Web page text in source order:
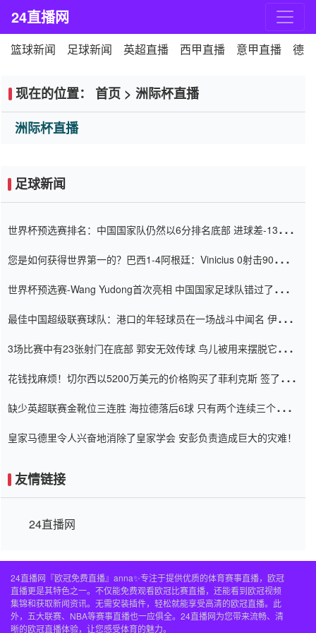
24直播网
篮球新闻 足球新闻 英超直播 西甲直播 意甲直播 德
现在的位置： 首页 > 洲际杯直播
洲际杯直播
足球新闻
世界杯预选赛排名：中国国家队仍然以6分排名底部 进球差-13令人
您是如何获得世界第一的？巴西1-4阿根廷：Vinicius 0射击90分钟
世界杯预选赛-Wang Yudong首次亮相 中国国家足球队错过了世界
最佳中国超级联赛球队：港口的年轻球员在一场战斗中闻名 伊万放
3场比赛中有23张射门在底部 郭安无效传球 鸟儿被用来摆脱它
花钱找麻烦！切尔西以5200万美元的价格购买了菲利克斯 签了7年
缺少英超联赛金靴位三连胜 海拉德落后6球 只有两个连续三个连续
皇家马德里令人兴奋地消除了皇家学会 安彭负责造成巨大的灾难！
友情链接
24直播网
24直播网『欧冠免费直播』anna✨专注于提供优质的体育赛事直播，欧冠
直播更是其特色之一。不仅能免费观看欧冠比赛直播，还能看到欧冠视频
集锦和获取新闻资讯。无需安装插件，轻松就能享受高清的欧冠直播。此
外，五大联赛、NBA等赛事直播也一应俱全。24直播网为您带来流畅、清
晰的欧冠直播体验，让您感受体育的魅力。